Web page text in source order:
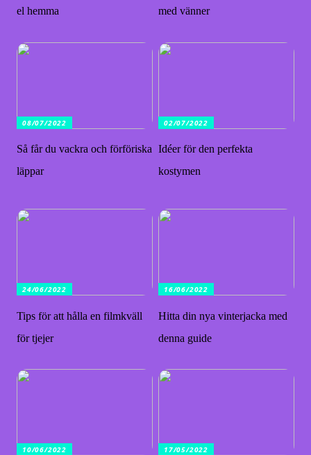
el hemma med vänner
08/07/2022
Så får du vackra och förföriska
läppar
02/07/2022
Idéer för den perfekta
kostymen
24/06/2022
Tips för att hålla en filmkväll
för tjejer
16/06/2022
Hitta din nya vinterjacka med
denna guide
10/06/2022 17/05/2022